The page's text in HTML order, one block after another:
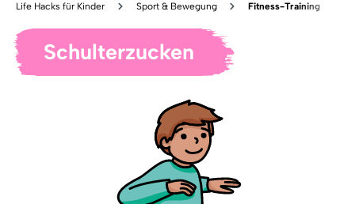
Life Hacks für Kinder Sport & Bewegung Fitness-Training
Schulterzucken